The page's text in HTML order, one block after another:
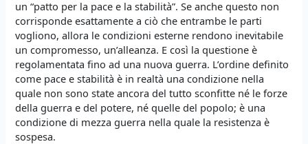
un “patto per la pace e la stabilità”. Se anche questo non
corrisponde esattamente a ciò che entrambe le parti
vogliono, allora le condizioni esterne rendono inevitabile
un compromesso, un’alleanza. E così la questione è
regolamentata fino ad una nuova guerra. L’ordine definito
come pace e stabilità è in realtà una condizione nella
quale non sono state ancora del tutto sconfitte né le forze
della guerra e del potere, né quelle del popolo; è una
condizione di mezza guerra nella quale la resistenza è
sospesa.